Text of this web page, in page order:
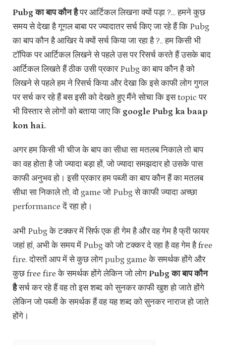
Pubg का बाप कौन हैपर आर्टिकल लिखना क्यों पड़ा ?… हमने कुछ
समय से देखा है गूगल बाबा पर ज्यादातर सर्च किए जा रहे हैं कि Pubg
का बाप कौन है आखिर ये क्यों सर्च किया जा रहा है ?.. हम किसी भी
टॉपिक पर आर्टिकल लिखने से पहले उस पर रिसर्च करते हैं उसके बाद
आर्टिकल लिखते हैं ठीक उसी प्रकार Pubg का बाप कौन है को
लिखने से पहले हम ने रिसर्च किया और देखा कि इसे काफी लोग गुगल
पर सर्च कर रहे हैं बस इसी को देखते हुए मैंने सोचा कि इस topic पर
भी विस्तार से लोगों को बताया जाए कि google Pubg ka baap
kon hai.
अगर हम किसी भी चीज के बाप का सीधा सा मतलब निकाले तो बाप
का वह होता है जो ज्यादा बड़ा हों, जो‌ ज्यादा समझदार हो उसके पास
काफी अनुभव हो। इसी प्रकार हम पब्जी का बाप कौन हैं का मतलब
सीधा सा निकाले तो, ‌वो game जो Pubg से काफी ज्यादा अच्छा
performance दें रहा हो।
अभी Pubg के टक्कर में सिर्फ एक ही गेम है और वह गेम है फ्री फायर
जहां हां, अभी के समय में Pubg को जो टक्कर दे रहा है वह गेम है free
fire. दोस्तों आप में से कुछ लोग pubg game के समर्थक होंगे और
कुछ free fire के समर्थक होंगे लेकिन जो लोग Pubg का बाप कौन
हैसर्च कर रहे हैं वह तो इस शब्द को सुनकर काफी खुश हो जाते होंगे
लेकिन जो पब्जी के समर्थक हैं वह यह शब्द को सुनकर नाराज हो जाते
होंगे।